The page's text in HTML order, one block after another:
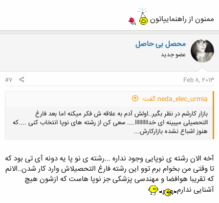
ممنون از راهنماییاتون
محصل بی حاصل
عضو جدید
Feb 8, 2013
#7
neda_elec_urmia گفت:
بازار کارشم در نظر بگیر..اولش آدم به علاقه ش فکر میکنه اما بعد فارغ
التحصیلی میبینه ای خدااااااااا.... سعی کن از رشته های نوپا انتخاب کنی ....که
هنوز اشباع نشده بازارکارش...
کلیک کنید تا باز شود...
آخه الان رشته ی نوپایی وجود نداره ...رشته ی نو پا یه دونه آی تی بود که
تا وقتی من بخوام برم توو این رشته فارغ التحصیلاش وارد کار شدن..الانم
که تقریبا هوافضا و مهندسی پزشکی جز نوپا هاست که ازشون هیچ
آشنایی ندارم